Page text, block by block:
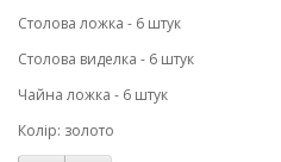
Столова ложка - 6 штук
Столова виделка - 6 штук
Чайна ложка - 6 штук
Колір: золото